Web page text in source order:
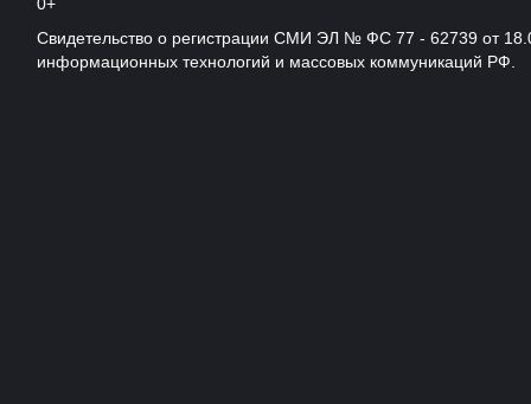
Свидетельство о регистрации СМИ ЭЛ № ФС 77 - 62739 от
информационных технологий и массовых коммуникаций РФ.